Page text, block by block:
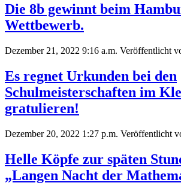
Die 8b gewinnt beim
Wettbewerb.
Dezember 21, 2022 9:16 a.m. Veröffentlicht
Es regnet Urkunden bei den
Schulmeisterschaften im
gratulieren!
Dezember 20, 2022 1:27 p.m. Veröffentlicht
Helle Köpfe zur späten
„Langen Nacht der